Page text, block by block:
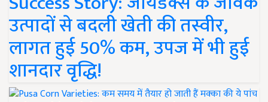
उत्पादों से बदली खेती की तस्वीर,
लागत हुई 50% कम, उपज में भी हुई
शानदार वृद्धि!